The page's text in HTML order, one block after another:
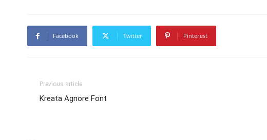
Facebook Twitter Pinterest
Previous article
Kreata Agnore Font